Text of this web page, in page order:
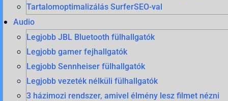
Tartalomoptimalizálás SurferSEO-val
Audio
Legjobb JBL Bluetooth fülhallgatók
Legjobb gamer fejhallgatók
Legjobb Sennheiser fülhallgatók
Legjobb vezeték nélküli fülhallgatók
3 házimozi rendszer, amivel élmény lesz filmet nézni